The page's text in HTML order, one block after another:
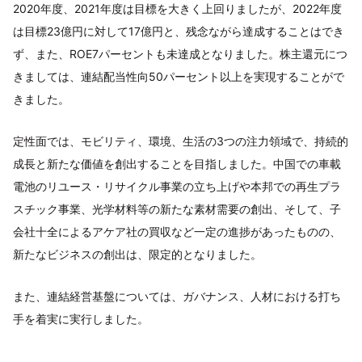
2020年度、2021年度は目標を大きく上回りましたが、2022年度
は目標23億円に対して17億円と、残念ながら達成することはでき
ず、また、ROE7パーセントも未達成となりました。株主還元につ
きましては、連結配当性向50パーセント以上を実現することがで
きました。
定性面では、モビリティ、環境、生活の3つの注力領域で、持続的
成長と新たな価値を創出することを目指しました。中国での車載
電池のリユース・リサイクル事業の立ち上げや本邦での再生プラ
スチック事業、光学材料等の新たな素材需要の創出、そして、子
会社十全によるアケア社の買収など一定の進捗があったものの、
新たなビジネスの創出は、限定的となりました。
また、連結経営基盤については、ガバナンス、人材における打ち
手を着実に実行しました。